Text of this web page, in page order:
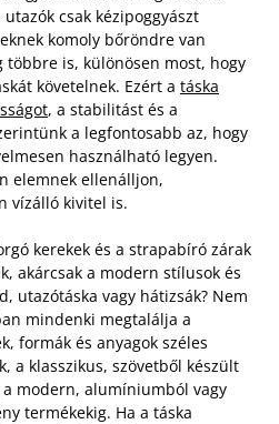
csak kézipoggyászt
komoly bőröndre van
többre is, különösen most, hogy
követelnek. Ezért a táska
, a stabilitást és a
a legfontosabb az, hogy
használható legyen.
elemnek ellenálljon,
vízálló kivitel is.
kerekek és a strapabíró zárak
akárcsak a modern stílusok és
utazótáska vagy hátizsák? Nem
mindenki megtalálja a
formák és anyagok széles
a klasszikus, szövetből készült
modern, alumíniumból vagy
termékekig. Ha a táska